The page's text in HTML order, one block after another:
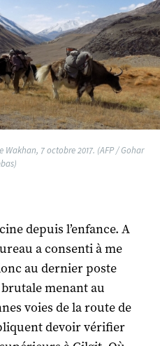
7 octobre 2017. (AFP / Gohar
depuis l’enfance. A
a consenti à me
au dernier poste
menant au
voies de la route de
devoir vérifier